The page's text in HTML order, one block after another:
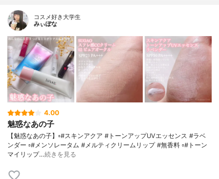
コスメ好き大学生
みぃぽな
4.00
魅惑なあの子
【魅惑なあの子】▫️#スキンアクア #トーンアップUVエッセンス #ラベ
ンダー ▫️#メンソレータム #メルティクリームリップ #無香料 ▫️#トーン
マイリップ…続きを見る